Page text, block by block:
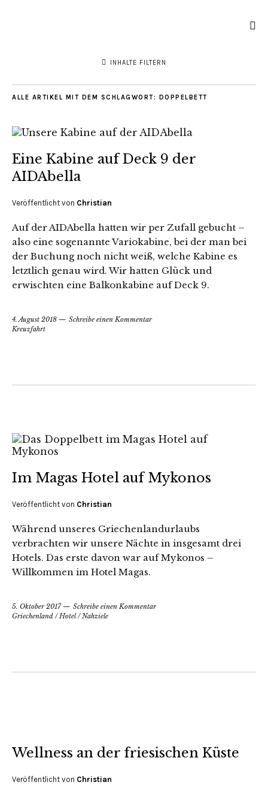
INHALTE FILTERN
ALLE ARTIKEL MIT DEM SCHLAGWORT: DOPPELBETT
Eine Kabine auf Deck 9 der
AIDAbella
Veröffentlicht von Christian
Auf der AIDAbella hatten wir per Zufall gebucht –
also eine sogenannte Variokabine, bei der man bei
der Buchung noch nicht weiß, welche Kabine es
letztlich genau wird. Wir hatten Glück und
erwischten eine Balkonkabine auf Deck 9.
4. August 2018
Schreibe einen Kommentar
Kreuzfahrt
Im Magas Hotel auf Mykonos
Veröffentlicht von Christian
Während unseres Griechenlandurlaubs
verbrachten wir unsere Nächte in insgesamt drei
Hotels. Das erste davon war auf Mykonos –
Willkommen im Hotel Magas.
5. Oktober 2017
Schreibe einen Kommentar
Griechenland /Hotel/Nahziele
Wellness an der friesischen Küste
Veröffentlicht von Christian